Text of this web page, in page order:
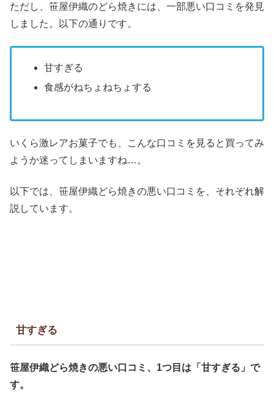
ただし、笹屋伊織のどら焼きには、一部悪い口コミを発見
しました。以下の通りです。
甘すぎる
食感がねちょねちょする
いくら激レアお菓子でも、こんな口コミを見ると買ってみ
ようか迷ってしまいますね…。
以下では、笹屋伊織どら焼きの悪い口コミを、それぞれ解
説しています。
甘すぎる
笹屋伊織どら焼きの悪い口コミ、1つ目は「甘すぎる」で
す。